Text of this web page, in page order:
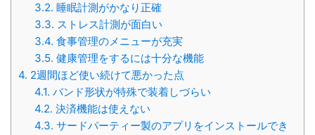
3.2. 睡眠計測がかなり正確
3.3. ストレス計測が面白い
3.4. 食事管理のメニューが充実
3.5. 健康管理をするには十分な機能
4. 2週間ほど使い続けて悪かった点
4.1. バンド形状が特殊で装着しづらい
4.2. 決済機能は使えない
4.3. サードパーティー製のアプリをインストールでき